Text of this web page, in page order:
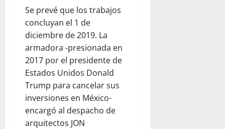
Se prevé que los trabajos
concluyan el 1 de
diciembre de 2019. La
armadora -presionada en
2017 por el presidente de
Estados Unidos Donald
Trump para cancelar sus
inversiones en México-
encargó al despacho de
arquitectos JON